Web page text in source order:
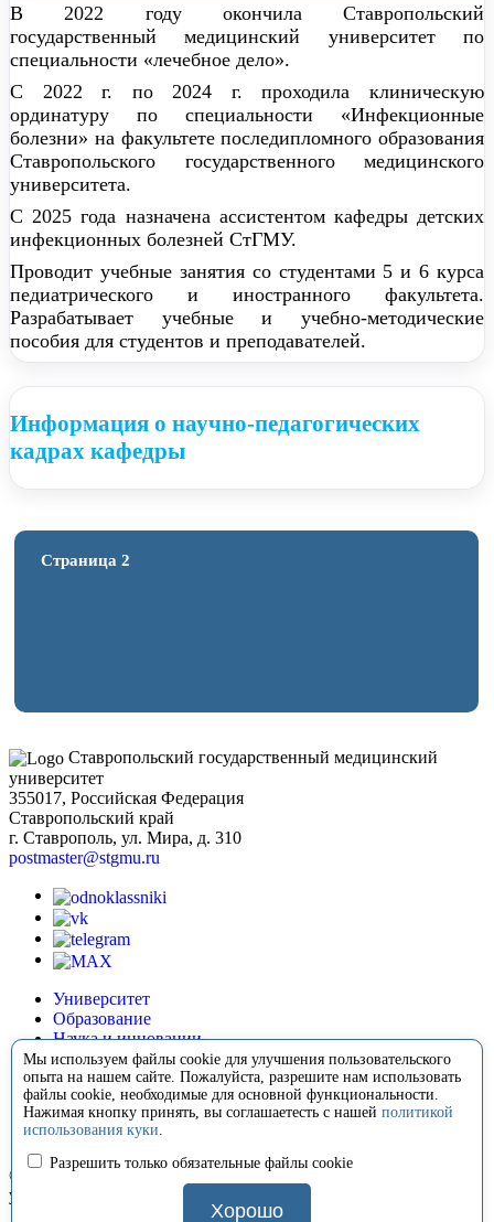
Мы используем файлы cookie для улучшения пользовательского
опыта на нашем сайте. Пожалуйста, разрешите нам использовать
файлы cookie, необходимые для основной функциональности.
Нажимая кнопку принять, вы соглашаетесть с нашей политикой
использования куки.
Разрешить только обязательные файлы cookie
Хорошо
В 2022 году окончила Ставропольский
государственный медицинский университет по
специальности «лечебное дело».
С 2022 г. по 2024 г. проходила клиническую
ординатуру по специальности «Инфекционные
болезни» на факультете последипломного образования
Ставропольского государственного медицинского
университета.
С 2025 года назначена ассистентом кафедры детских
инфекционных болезней СтГМУ.
Проводит учебные занятия со студентами 5 и 6 курса
педиатрического и иностранного факультета.
Разрабатывает учебные и учебно-методические
пособия для студентов и преподавателей.
Информация о научно-педагогических
кадрах кафедры
Страница 2
Ставропольский государственный медицинский
университет
355017, Российская Федерация
Ставропольский край
г. Ставрополь, ул. Мира, д. 310
postmaster@stgmu.ru
Университет
Образование
Наука и инновации
Медицина
Международная деятельность
Внеучебная деятельность
Сотрудничество
Контакты
© 2008-2026 Ставропольский государственный медицинский
университет